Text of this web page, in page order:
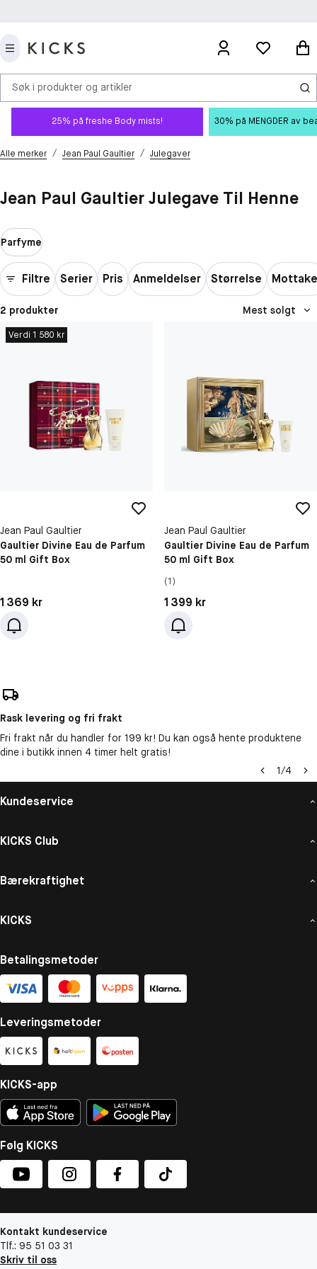
Søk i produkter og artikler
25% på freshe Body mists! 30% på MENGDER av
Alle merker / Jean Paul Gaultier / Julegaver
Jean Paul Gaultier Julegave Til Henne
Parfyme
Filtre Serier Pris Anmeldelser Størrelse
2 produkter Mest solgt
Verdi 1 580 kr
Jean Paul Gaultier
Gaultier Divine Eau de Parfum
50 ml Gift Box
Pris: 1 369 kr
1 369 kr
Jean Paul Gaultier
Gaultier Divine Eau de Parfum
50 ml Gift Box
(1)
Pris: 1 399 kr
1 399 kr
Rask levering og fri frakt
Fri frakt når du handler for 199 kr! Du kan også hente produktene
dine i butikk innen 4 timer helt gratis!
1/4
Kundeservice
KICKS Club
Bærekraftighet
KICKS
Betalingsmetoder
Leveringsmetoder
KICKS-app
Følg KICKS
Kontakt kundeservice
Tlf.: 95 51 03 31
Skriv til oss